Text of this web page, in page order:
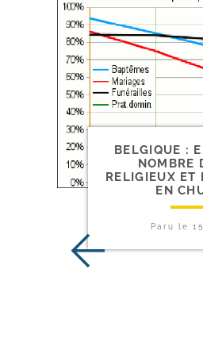
BELGIQUE :
NOMBRE
RELIGIEUX ET
EN
Paru le